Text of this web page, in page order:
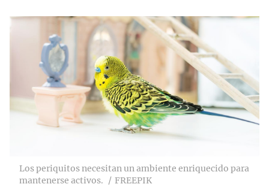
Los periquitos necesitan un ambiente enriquecido para
mantenerse activos.
FREEPIK